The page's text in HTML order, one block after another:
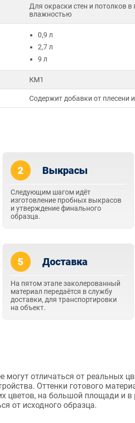
Для окраски стен и потолков
влажностью
0,9 л
2,7 л
9 л
КМ1
Содержит добавки от плесени
2 Выкрасы
Следующим шагом идёт
изготовление пробных выкрасов
и утверждение финального
образца.
5 Доставка
На пятом этапе заколерованный
материал передаётся в службу
доставки, для транспортировки
на объект.
могут отличаться от реальных
Оттенки готового
на большой площади и в
от исходного образца.